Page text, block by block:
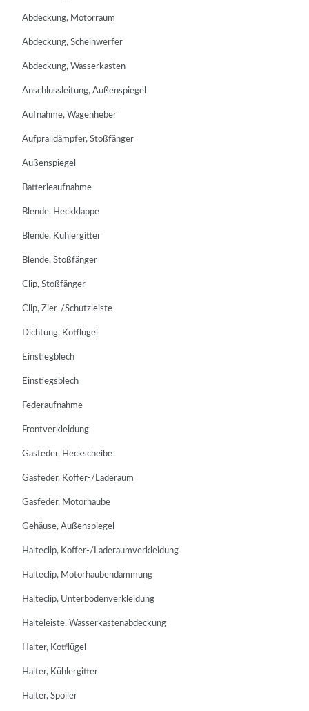
Abdeckung, Motorraum
Abdeckung, Scheinwerfer
Abdeckung, Wasserkasten
Anschlussleitung, Außenspiegel
Aufnahme, Wagenheber
Aufpralldämpfer, Stoßfänger
Außenspiegel
Batterieaufnahme
Blende, Heckklappe
Blende, Kühlergitter
Blende, Stoßfänger
Clip, Stoßfänger
Clip, Zier-/Schutzleiste
Dichtung, Kotflügel
Einstiegblech
Einstiegsblech
Federaufnahme
Frontverkleidung
Gasfeder, Heckscheibe
Gasfeder, Koffer-/Laderaum
Gasfeder, Motorhaube
Gehäuse, Außenspiegel
Halteclip, Koffer-/Laderaumverkleidung
Halteclip, Motorhaubendämmung
Halteclip, Unterbodenverkleidung
Halteleiste, Wasserkastenabdeckung
Halter, Kotflügel
Halter, Kühlergitter
Halter, Spoiler